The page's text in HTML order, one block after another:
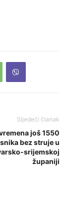
Sljedeći članak
još 1550
bez struje u
srijemskoj
županiji